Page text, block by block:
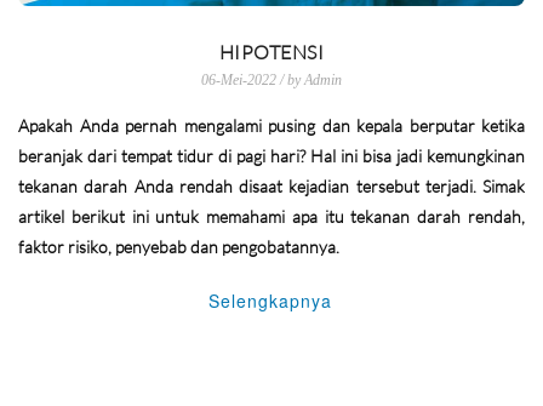
HIPOTENSI
06-Mei-2022 / by Admin
Apakah Anda pernah mengalami pusing dan kepala berputar ketika
beranjak dari tempat tidur di pagi hari? Hal ini bisa jadi kemungkinan
tekanan darah Anda rendah disaat kejadian tersebut terjadi. Simak
artikel berikut ini untuk memahami apa itu tekanan darah rendah,
faktor risiko, penyebab dan pengobatannya.
Selengkapnya